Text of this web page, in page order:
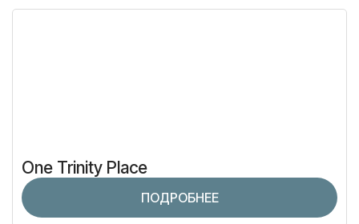
One Trinity Place
ПОДРОБНЕЕ